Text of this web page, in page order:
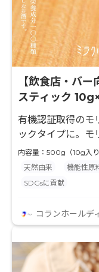
【飲食店・バ
スティック
ク用途
有機認証取得のモ
ックタイプに。モ
ンクメニューにそ
ル・カフェでの
内容量：500g（10g入り
天然由来
機能性原
SDGsに貢献
コランホールデ